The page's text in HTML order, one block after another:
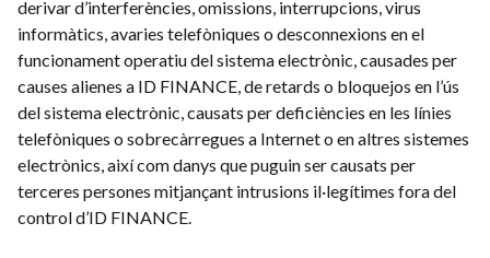
derivar d’interferències, omissions, interrupcions, virus
informàtics, avaries telefòniques o desconnexions en el
funcionament operatiu del sistema electrònic, causades per
causes alienes a ID FINANCE, de retards o bloquejos en l’ús
del sistema electrònic, causats per deficiències en les línies
telefòniques o sobrecàrregues a Internet o en altres sistemes
electrònics, així com danys que puguin ser causats per
terceres persones mitjançant intrusions il·legítimes fora del
control d’ID FINANCE.